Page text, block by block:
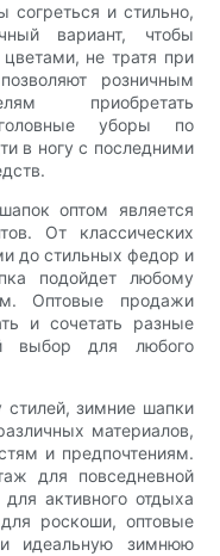
согреться и стильно,
вариант, чтобы
не тратя при
розничным
приобретать
уборы по
в ногу с последними
оптом является
От классических
до стильных федор и
подойдет любому
Оптовые продажи
и сочетать разные
выбор для любого
зимние шапки
материалов,
и предпочтениям.
для повседневной
активного отдыха
роскоши, оптовые
идеальную зимнюю